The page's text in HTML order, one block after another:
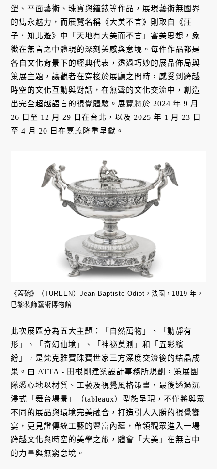
塑、平面藝術、珠寶與鐘錶等作品，展現藝術無國界
的雋永魅力，而展覽名稱《大美不言》則取自《莊
子．知北遊》中「天地有大美而不言」審美思想，象
徵在無言之中體現的深刻美感與意境。每件作品都是
各自文化背景下的經典代表，透過巧妙的展品佈局與
策展主題，讓觀者在穿梭於展廳之間時，感受到跨越
時空的文化互動與對話，在無聲的文化交流中，創造
出完全超越語言的視覺體驗。展覽將於 2024 年 9 月
26 日至 12 月 29 日在台北，以及 2025 年 1 月 23 日
至 4 月 20 日在嘉義隆重呈獻。
《蓋碗》（TUREEN）Jean-Baptiste Odiot，法國，1819 年，
巴黎裝飾藝術博物館
此次展區分為五大主題：「自然萬物」、「動靜有
形」、「奇幻仙境」、「神祕莫測」和「五彩繽
紛」，是梵克雅寶珠寶世家三方深度交流後的結晶成
果。由 ATTA - 田根剛建築設計事務所規劃，策展團
隊悉心地以材質、工藝及視覺風格策畫，最後透過沉
浸式「舞台場景」（tableaux）型態呈現，不僅將與眾
不同的展品與環境完美融合，打造引人入勝的視覺饗
宴，更見證傳統工藝的豐富內蘊，帶領觀眾進入一場
跨越文化與時空的美學之旅，體會「大美」在無言中
的力量與無窮意境。